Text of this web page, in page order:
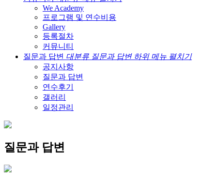
We Academy
프로그램 및 연수비용
Gallery
등록절차
커뮤니티
질문과 답변 대분류 질문과 답변 하위 메뉴 펼치기
공지사항
질문과 답변
연수후기
갤러리
일정관리
질문과 답변